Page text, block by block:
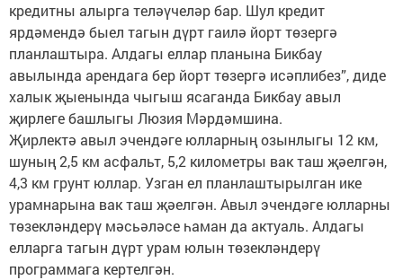
кредитны алырга теләүчеләр бар. Шул кредит
ярдәмендә быел тагын дүрт гаилә йорт төзергә
планлаштыра. Алдагы еллар планына Бикбау
авылында арендага бер йорт төзергә исәплибез”, диде
халык җыенында чыгыш ясаганда Бикбау авыл
җирлеге башлыгы Люзия Мәрдәмшина.
Җирлектә авыл эчендәге юлларның озынлыгы 12 км,
шуның 2,5 км асфальт, 5,2 километры вак таш җәелгән,
4,3 км грунт юллар. Узган ел планлаштырылган ике
урамнарына вак таш җәелгән. Авыл эчендәге юлларны
төзекләндерү мәсьәләсе һаман да актуаль. Алдагы
елларга тагын дүрт урам юлын төзекләндерү
программага кертелгән.